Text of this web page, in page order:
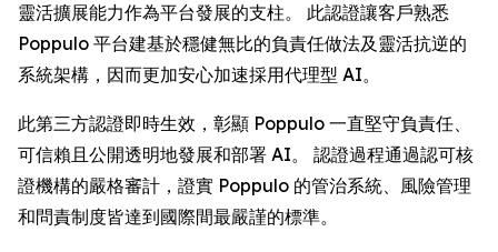
靈活擴展能力作為平台發展的支柱。 此認證讓客戶熟悉
Poppulo 平台建基於穩健無比的負責任做法及靈活抗逆的
系統架構，因而更加安心加速採用代理型 AI。
此第三方認證即時生效，彰顯 Poppulo 一直堅守負責任、
可信賴且公開透明地發展和部署 AI。 認證過程通過認可核
證機構的嚴格審計，證實 Poppulo 的管治系統、風險管理
和問責制度皆達到國際間最嚴謹的標準。